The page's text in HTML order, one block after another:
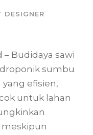
DESIGNER
Budidaya sawi
sumbu
efisien,
untuk lahan